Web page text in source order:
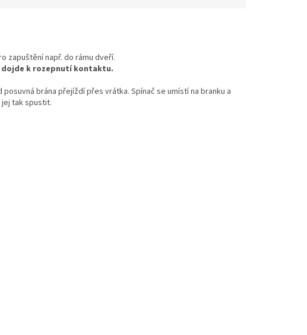
zapuštění např. do rámu dveří.
dojde k rozepnutí kontaktu.
brána přejíždí přes vrátka. Spínač se umístí na branku a
tak spustit.